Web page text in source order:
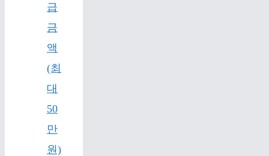
급
금
액
(최
대
50
만
원)